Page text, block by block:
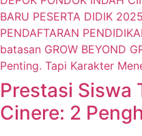
Prestasi Siswa
Cinere: 2